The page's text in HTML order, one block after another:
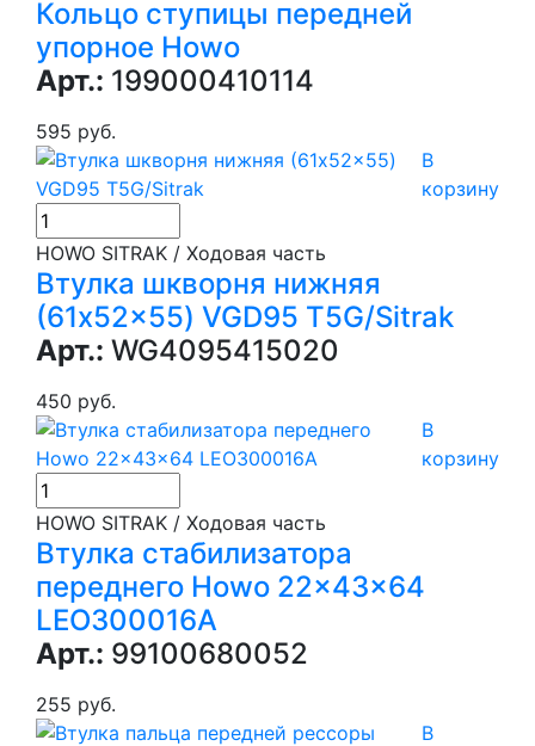
Кольцо ступицы передней
упорное Howo
Арт.: 199000410114
595 руб.
В
корзину
HOWO SITRAK / Ходовая часть
Втулка шкворня нижняя
(61x52x55) VGD95 T5G/Sitrak
Арт.: WG4095415020
450 руб.
В
корзину
HOWO SITRAK / Ходовая часть
Втулка стабилизатора
переднего Howo 22x43x64
LEO300016A
Арт.: 99100680052
255 руб.
В